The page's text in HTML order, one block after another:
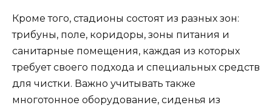
Кроме того, стадионы состоят из разных зон:
трибуны, поле, коридоры, зоны питания и
санитарные помещения, каждая из которых
требует своего подхода и специальных средств
для чистки. Важно учитывать также
многотонное оборудование, сиденья из